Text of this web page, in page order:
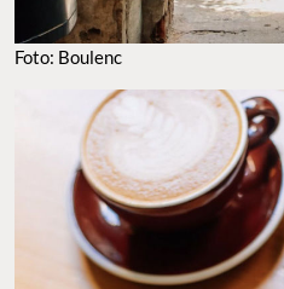
Foto: Boulenc